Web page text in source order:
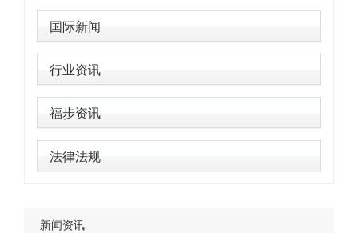
国际新闻
行业资讯
福步资讯
法律法规
新闻资讯